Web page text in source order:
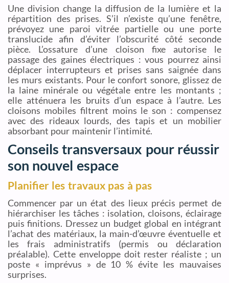
Une division change la diffusion de la lumière et la
répartition des prises. S’il n’existe qu’une fenêtre,
prévoyez une paroi vitrée partielle ou une porte
translucide afin d’éviter l’obscurité côté seconde
pièce. L’ossature d’une cloison fixe autorise le
passage des gaines électriques : vous pourrez ainsi
déplacer interrupteurs et prises sans saignée dans
les murs existants. Pour le confort sonore, glissez de
la laine minérale ou végétale entre les montants ;
elle atténuera les bruits d’un espace à l’autre. Les
cloisons mobiles filtrent moins le son : compensez
avec des rideaux lourds, des tapis et un mobilier
absorbant pour maintenir l’intimité.
Conseils transversaux pour réussir
son nouvel espace
Planifier les travaux pas à pas
Commencer par un état des lieux précis permet de
hiérarchiser les tâches : isolation, cloisons, éclairage
puis finitions. Dressez un budget global en intégrant
l’achat des matériaux, la main-d’œuvre éventuelle et
les frais administratifs (permis ou déclaration
préalable). Cette enveloppe doit rester réaliste ; un
poste « imprévus » de 10 % évite les mauvaises
surprises.